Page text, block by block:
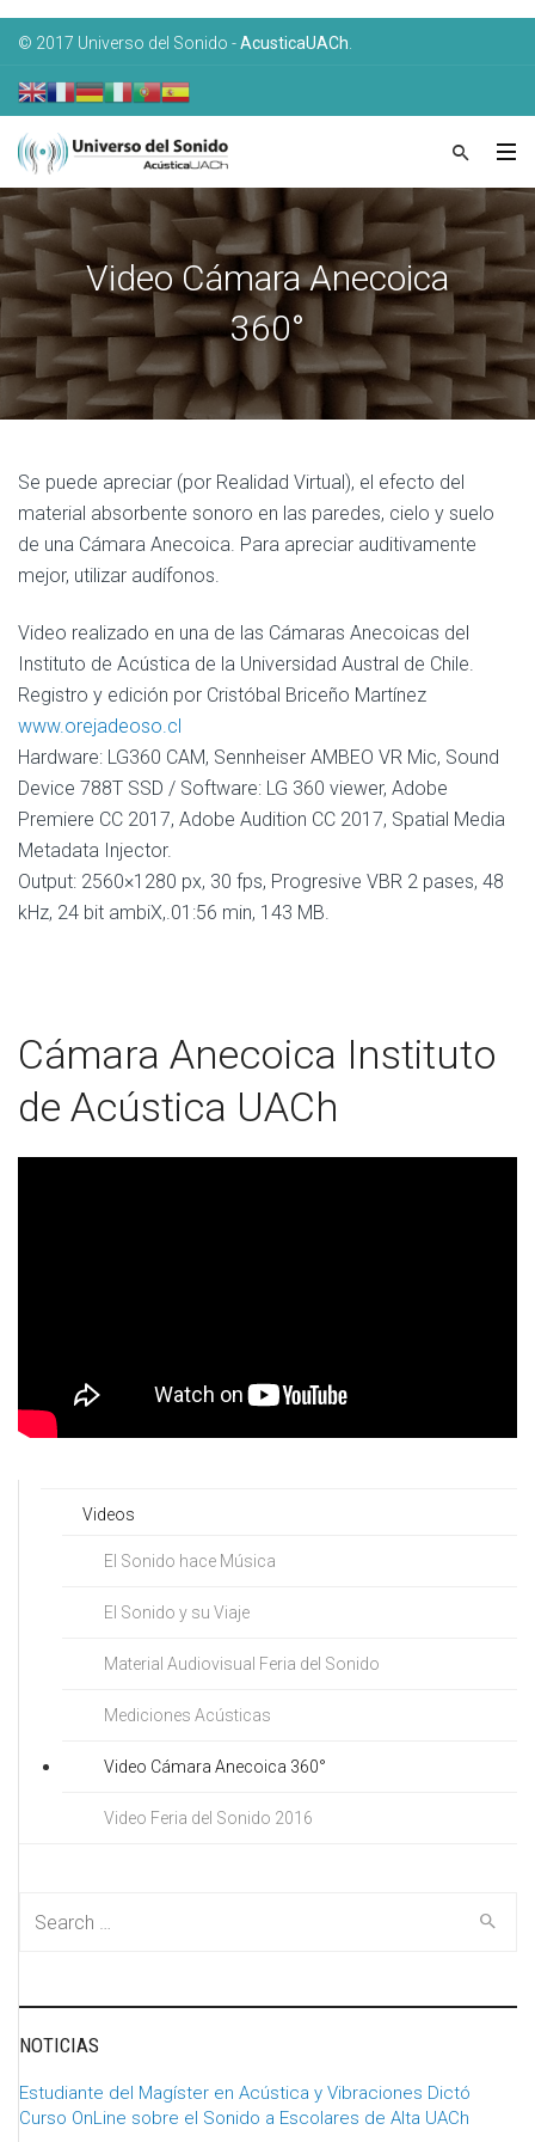
© 2017 Universo del Sonido -AcusticaUACh
Video Cámara Anecoica
360°
Se puede apreciar (por Realidad Virtual), el efecto del
material absorbente sonoro en las paredes, cielo y suelo
de una Cámara Anecoica. Para apreciar auditivamente
mejor, utilizar audífonos.
Video realizado en una de las Cámaras Anecoicas del
Instituto de Acústica de la Universidad Austral de Chile.
Registro y edición por Cristóbal Briceño Martínez
www.orejadeoso.cl
Hardware: LG360 CAM, Sennheiser AMBEO VR Mic, Sound
Device 788T SSD / Software: LG 360 viewer, Adobe
Premiere CC 2017, Adobe Audition CC 2017, Spatial Media
Metadata Injector.
Output: 2560×1280 px, 30 fps, Progresive VBR 2 pases, 48
kHz, 24 bit ambiX,.01:56 min, 143 MB.
Cámara Anecoica Instituto
de Acústica UACh
Videos
El Sonido hace Música
El Sonido y su Viaje
Material Audiovisual Feria del Sonido
Mediciones Acústicas
Video Cámara Anecoica 360°
Video Feria del Sonido 2016
NOTICIAS
Estudiante del Magíster en Acústica y Vibraciones Dictó
Curso OnLine sobre el Sonido a Escolares de Alta UACh